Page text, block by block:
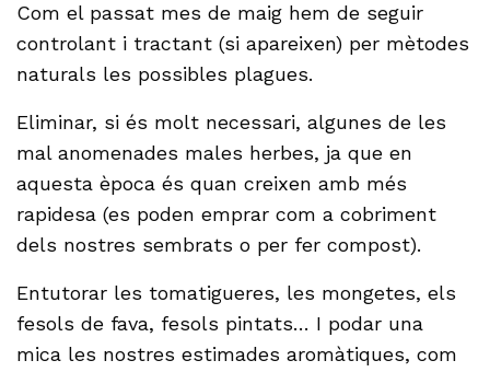
Com el passat mes de maig hem de seguir
controlant i tractant (si apareixen) per mètodes
naturals les possibles plagues.
Eliminar, si és molt necessari, algunes de les
mal anomenades males herbes, ja que en
aquesta època és quan creixen amb més
rapidesa (es poden emprar com a cobriment
dels nostres sembrats o per fer compost).
Entutorar les tomatigueres, les mongetes, els
fesols de fava, fesols pintats… I podar una
mica les nostres estimades aromàtiques, com